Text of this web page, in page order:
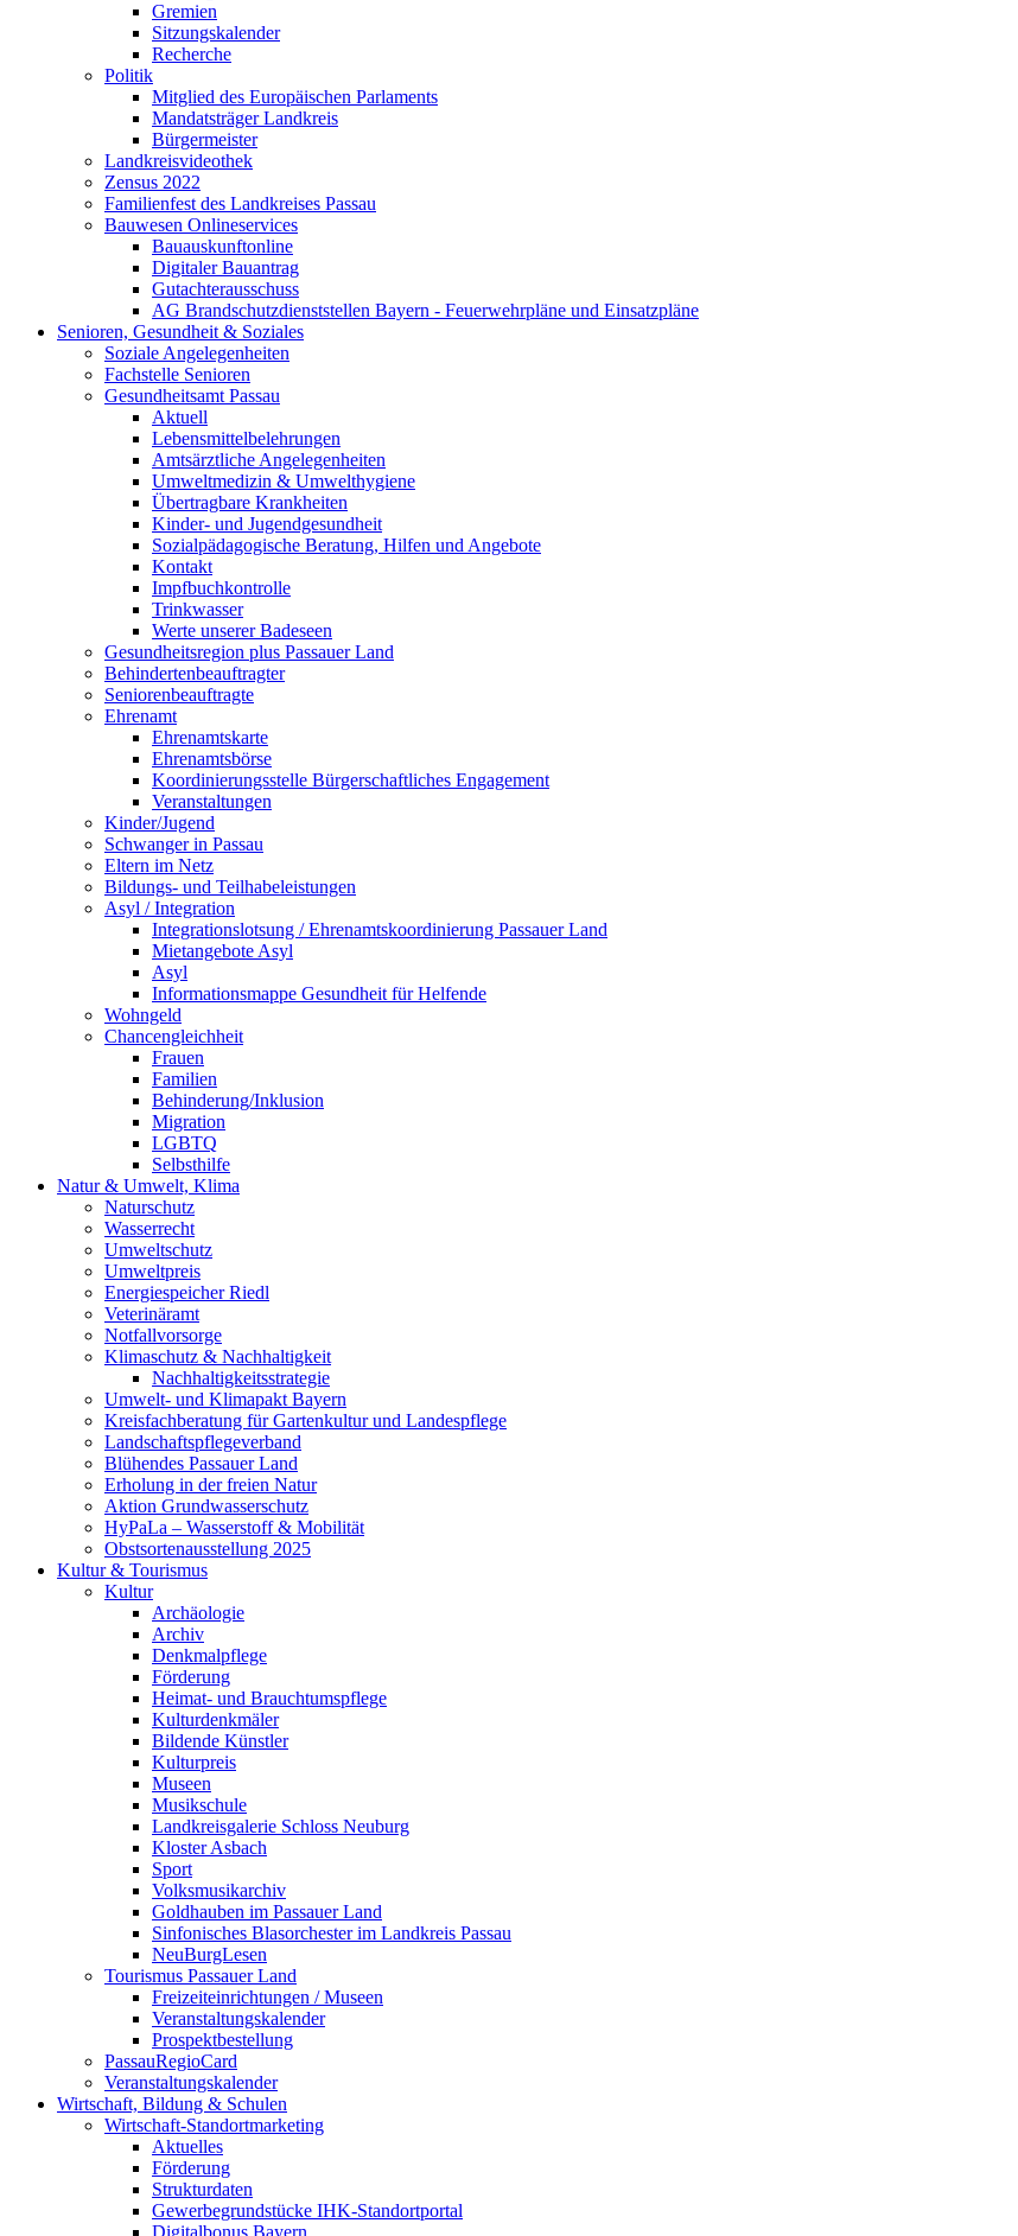
Gremien
Sitzungskalender
Recherche
Politik
Mitglied des Europäischen Parlaments
Mandatsträger Landkreis
Bürgermeister
Landkreisvideothek
Zensus 2022
Familienfest des Landkreises Passau
Bauwesen Onlineservices
Bauauskunftonline
Digitaler Bauantrag
Gutachterausschuss
AG Brandschutzdienststellen Bayern - Feuerwehrpläne und Einsatzpläne
Senioren, Gesundheit & Soziales
Soziale Angelegenheiten
Fachstelle Senioren
Gesundheitsamt Passau
Aktuell
Lebensmittelbelehrungen
Amtsärztliche Angelegenheiten
Umweltmedizin & Umwelthygiene
Übertragbare Krankheiten
Kinder- und Jugendgesundheit
Sozialpädagogische Beratung, Hilfen und Angebote
Kontakt
Impfbuchkontrolle
Trinkwasser
Werte unserer Badeseen
Gesundheitsregion plus Passauer Land
Behindertenbeauftragter
Seniorenbeauftragte
Ehrenamt
Ehrenamtskarte
Ehrenamtsbörse
Koordinierungsstelle Bürgerschaftliches Engagement
Veranstaltungen
Kinder/Jugend
Schwanger in Passau
Eltern im Netz
Bildungs- und Teilhabeleistungen
Asyl / Integration
Integrationslotsung / Ehrenamtskoordinierung Passauer Land
Mietangebote Asyl
Asyl
Informationsmappe Gesundheit für Helfende
Wohngeld
Chancengleichheit
Frauen
Familien
Behinderung/Inklusion
Migration
LGBTQ
Selbsthilfe
Natur & Umwelt, Klima
Naturschutz
Wasserrecht
Umweltschutz
Umweltpreis
Energiespeicher Riedl
Veterinäramt
Notfallvorsorge
Klimaschutz & Nachhaltigkeit
Nachhaltigkeitsstrategie
Umwelt- und Klimapakt Bayern
Kreisfachberatung für Gartenkultur und Landespflege
Landschaftspflegeverband
Blühendes Passauer Land
Erholung in der freien Natur
Aktion Grundwasserschutz
HyPaLa – Wasserstoff & Mobilität
Obstsortenausstellung 2025
Kultur & Tourismus
Kultur
Archäologie
Archiv
Denkmalpflege
Förderung
Heimat- und Brauchtumspflege
Kulturdenkmäler
Bildende Künstler
Kulturpreis
Museen
Musikschule
Landkreisgalerie Schloss Neuburg
Kloster Asbach
Sport
Volksmusikarchiv
Goldhauben im Passauer Land
Sinfonisches Blasorchester im Landkreis Passau
NeuBurgLesen
Tourismus Passauer Land
Freizeiteinrichtungen / Museen
Veranstaltungskalender
Prospektbestellung
PassauRegioCard
Veranstaltungskalender
Wirtschaft, Bildung & Schulen
Wirtschaft-Standortmarketing
Aktuelles
Förderung
Strukturdaten
Gewerbegrundstücke IHK-Standortportal
Digitalbonus Bayern